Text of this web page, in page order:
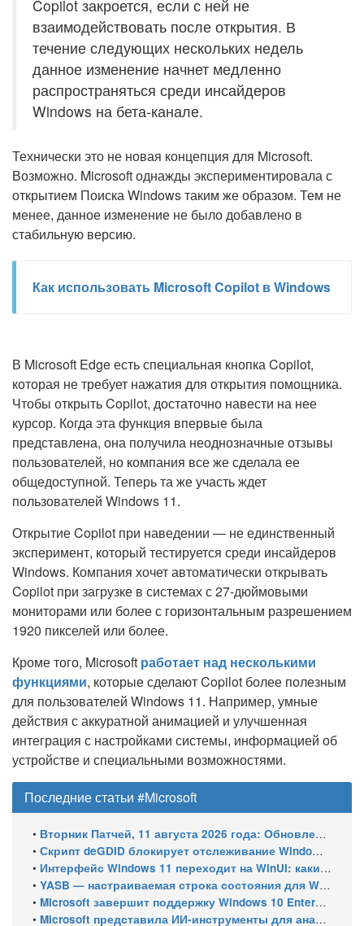
Copilot закроется, если с ней не
взаимодействовать после открытия. В
течение следующих нескольких недель
данное изменение начнет медленно
распространяться среди инсайдеров
Windows на бета-канале.
Технически это не новая концепция для Microsoft.
Возможно. Microsoft однажды экспериментировала с
открытием Поиска Windows таким же образом. Тем не
менее, данное изменение не было добавлено в
стабильную версию.
Как использовать Microsoft Copilot в Windows
В Microsoft Edge есть специальная кнопка Copilot,
которая не требует нажатия для открытия помощника.
Чтобы открыть Copilot, достаточно навести на нее
курсор. Когда эта функция впервые была
представлена, она получила неоднозначные отзывы
пользователей, но компания все же сделала ее
общедоступной. Теперь та же участь ждет
пользователей Windows 11.
Открытие Copilot при наведении — не единственный
эксперимент, который тестируется среди инсайдеров
Windows. Компания хочет автоматически открывать
Copilot при загрузке в системах с 27-дюймовыми
мониторами или более с горизонтальным разрешением
1920 пикселей или более.
Кроме того, Microsoft работает над несколькими
функциями, которые сделают Copilot более полезным
для пользователей Windows 11. Например, умные
действия с аккуратной анимацией и улучшенная
интеграция с настройками системы, информацией об
устройстве и специальными возможностями.
Последние статьи #Microsoft
• Вторник Патчей, 11 августа 2026 года: Обновления безопасности для Windows 11 (включая KB5121003), ESU-обновления для Windows 10
• Скрипт deGDID блокирует отслеживание Windows по глобальному идентификатору устройства
• Интерфейс Windows 11 переходит на WinUI: какие системные элементы обновит Microsoft
• YASB — настраиваемая строка состояния для Windows с виджетами и поддержкой нескольких мониторов
• Microsoft завершит поддержку Windows 10 Enterprise LTSC 2021 в январе 2027 года. ESU продлят обновления до января 2030 года
• Microsoft представила ИИ-инструменты для анализа производительности Windows: ETW MCP и WPA MCP